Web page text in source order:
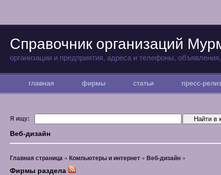
Справочник организаций
организации и предприятия, адреса и телефоны,
главная фирмы статьи пресс-
Я ищу:
Веб-дизайн
Главная страница Компьютеры и интернет Веб-дизайн
Фирмы раздела